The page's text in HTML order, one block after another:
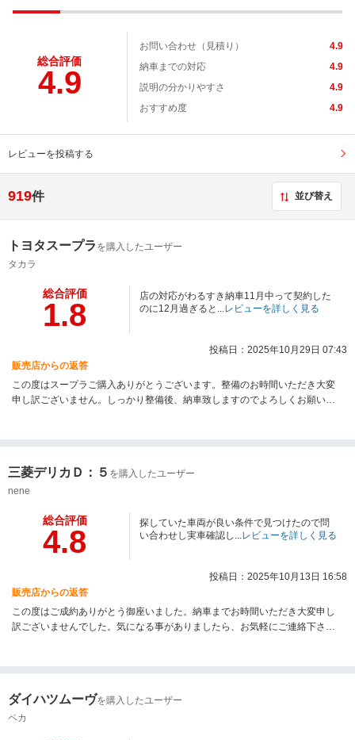
総合評価
4.9
お問い合わせ（見積り）
4.9
納車までの対応
4.9
説明の分かりやすさ
4.9
おすすめ度
4.9
レビューを投稿する
919件 並び替え
トヨタスープラ を購入したユーザー
タカラ
総合評価
1.8
店の対応がわるすき納車11月中って契約した
のに12月過ぎると...レビューを詳しく見る
投稿日：2025年10月29日 07:43
販売店からの返答
この度はスープラご購入ありがとうございます。整備のお時間いただき大変
申し訳ございません。しっかり整備後、納車致しますのでよろしくお願い致
三菱デリカＤ：５ を購入したユーザー
nene
総合評価
4.8
探していた車両が良い条件で見つけたので問
い合わせし実車確認し...レビューを詳しく見る
投稿日：2025年10月13日 16:58
販売店からの返答
この度はご成約ありがとう御座いました。納車までお時間いただき大変申し
訳ございませんでした。気になる事がありましたら、お気軽にご連絡下さ
ダイハツムーヴを購入したユーザー
ペカ